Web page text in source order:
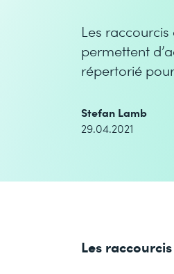
Les
permettent
répertorié
Stefan Lamb
29.04.2021
Les